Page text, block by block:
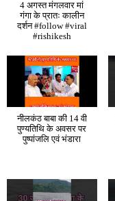
4 अगस्त मंगलवार मां
गंगा के प्रातः कालीन
दर्शन #follow #viral
#rishikesh
नीलकंठ बाबा की 14 वी
पुण्यतिथि के अवसर पर
पुष्पांजलि एवं भंडारा